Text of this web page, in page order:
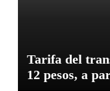
Tarifa del
12 pesos, a